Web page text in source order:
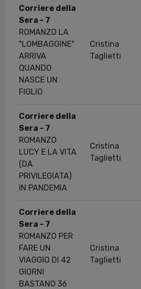
Corriere della
Sera - 7
ROMANZO LA
"LOMBAGGINE"
ARRIVA
QUANDO
NASCE UN
FIGLIO
Cristina
Taglietti
Corriere della
Sera - 7
ROMANZO
LUCY E LA VITA
(DA
PRIVILEGIATA)
IN PANDEMIA
Cristina
Taglietti
Corriere della
Sera - 7
ROMANZO PER
FARE UN
VIAGGIO DI 42
GIORNI
BASTANO 36
Cristina
Taglietti